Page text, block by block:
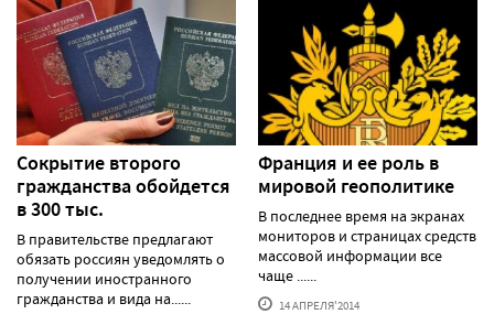
Сокрытие второго
гражданства обойдется
в 300 тыс.
В правительстве предлагают
обязать россиян уведомлять о
получении иностранного
гражданства и вида на......
Франция и ее роль в
мировой геополитике
В последнее время на экранах
мониторов и страницах средств
массовой информации все
чаще ......
14 АПРЕЛЯ'2014